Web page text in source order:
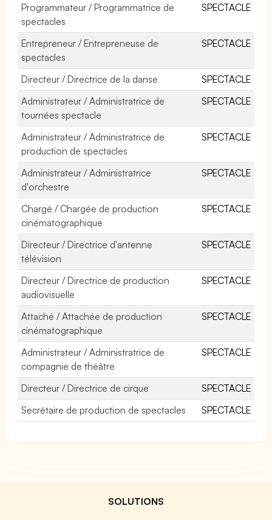
Programmateur / Programmatrice de
spectacles
SPECTACLE
Entrepreneur / Entrepreneuse de
spectacles
SPECTACLE
Directeur / Directrice de la danse
SPECTACLE
Administrateur / Administratrice de
tournées spectacle
SPECTACLE
Administrateur / Administratrice de
production de spectacles
SPECTACLE
Administrateur / Administratrice
d'orchestre
SPECTACLE
Chargé / Chargée de production
cinématographique
SPECTACLE
Directeur / Directrice d'antenne
télévision
SPECTACLE
Directeur / Directrice de production
audiovisuelle
SPECTACLE
Attaché / Attachée de production
cinématographique
SPECTACLE
Administrateur / Administratrice de
compagnie de théâtre
SPECTACLE
Directeur / Directrice de cirque
SPECTACLE
Secrétaire de production de spectacles
SPECTACLE
SOLUTIONS